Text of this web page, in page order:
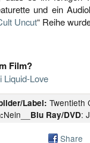
und ein
Uncut“ Reihe
Film?
Liquid-Love
Label: Twentieth
Nein__ Blu Ray/DVD:
Share